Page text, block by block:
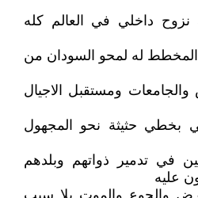
نزوح داخلي في العالم كله
المخطط له لمحو السودان من
والجامعات ومستقبل الاجيال
بخطي حثيثة نحو المجهول
في تدمير ذواتهم وبلدهم
عليه